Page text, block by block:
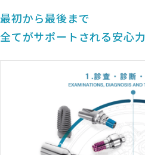
最初から最後まで
全てがサポートされる安心力